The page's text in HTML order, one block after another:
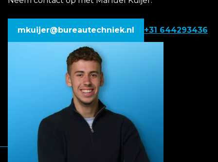
mkuijer@bureautechniek.nl +31 644293436